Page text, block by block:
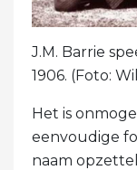
J.M. Barrie
1906. (Foto:
Het is
eenvoudige
naam